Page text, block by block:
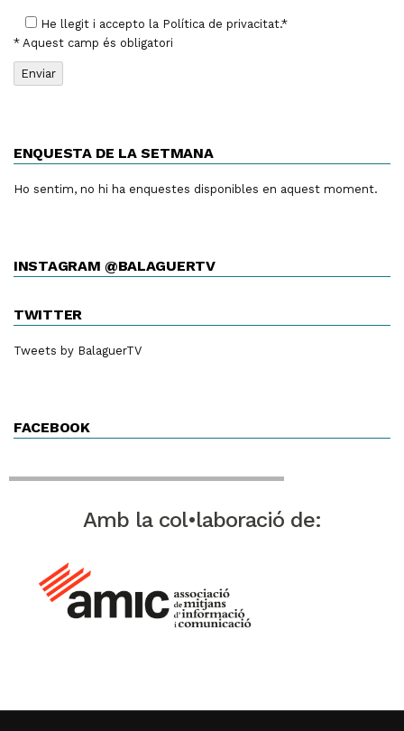
He llegit i accepto la Política de privacitat.*
* Aquest camp és obligatori
ENQUESTA DE LA SETMANA
Ho sentim, no hi ha enquestes disponibles en aquest moment.
INSTAGRAM @BALAGUERTV
TWITTER
Tweets by BalaguerTV
FACEBOOK
Amb la col•laboració de: